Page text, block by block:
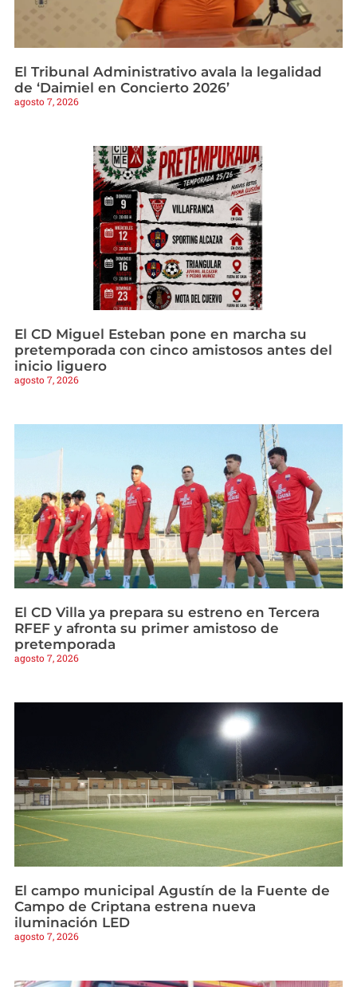
El Tribunal Administrativo avala la legalidad
de ‘Daimiel en Concierto 2026’
agosto 7, 2026
El CD Miguel Esteban pone en marcha su
pretemporada con cinco amistosos antes del
inicio liguero
agosto 7, 2026
El CD Villa ya prepara su estreno en Tercera
RFEF y afronta su primer amistoso de
pretemporada
agosto 7, 2026
El campo municipal Agustín de la Fuente de
Campo de Criptana estrena nueva
iluminación LED
agosto 7, 2026